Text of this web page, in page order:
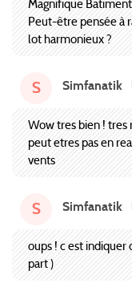
Magnifique
Peut-être pensée à
lot harmonieux ?
S Simfanatik
Wow tres bien ! tres
peut etres pas en
vents
S Simfanatik
oups ! c est indiquer
part )